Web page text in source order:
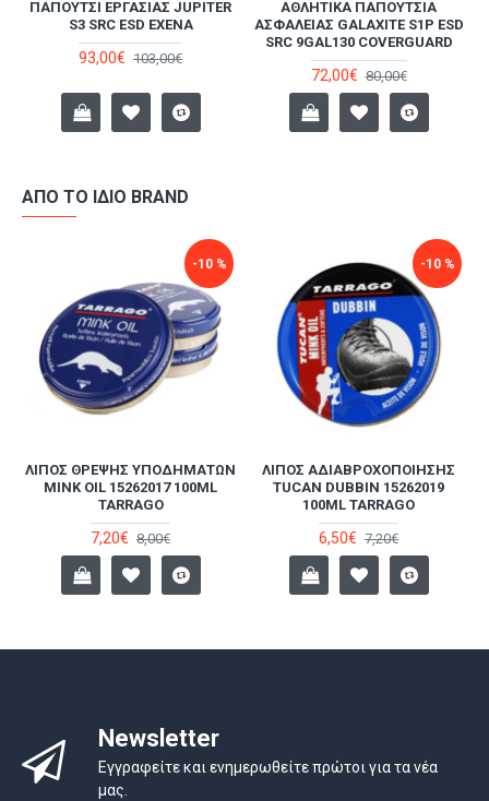
ΠΑΠΟΎΤΣΙ ΕΡΓΑΣΊΑΣ JUPITER
S3 SRC ESD EXENA
93,00€ 103,00€
ΑΘΛΗΤΙΚΆ ΠΑΠΟΎΤΣΙΑ
ΑΣΦΑΛΕΊΑΣ GALAXITE S1P ESD
SRC 9GAL130 COVERGUARD
72,00€ 80,00€
ΑΠΌ ΤΟ ΊΔΙΟ BRAND
-10 %
ΛΊΠΟΣ ΘΡΈΨΗΣ ΥΠΟΔΗΜΆΤΩΝ
MINK OIL 15262017 100ML
TARRAGO
7,20€ 8,00€
-10 %
ΛΊΠΟΣ ΑΔΙΑΒΡΟΧΟΠΟΊΗΣΗΣ
TUCAN DUBBIN 15262019
100ML TARRAGO
6,50€ 7,20€
Newsletter
Εγγραφείτε και ενημερωθείτε πρώτοι για τα νέα
μας.